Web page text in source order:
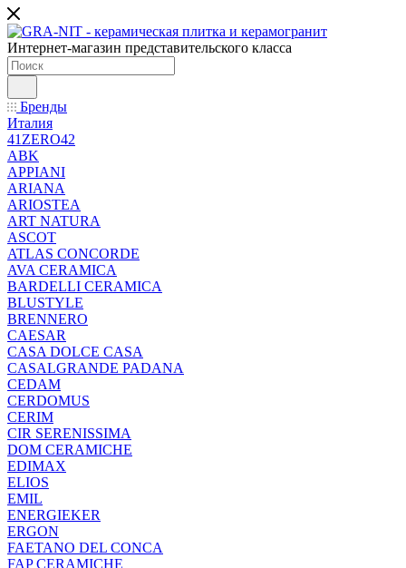
Интернет-магазин представительского класса
Бренды
Италия
41ZERO42
ABK
APPIANI
ARIANA
ARIOSTEA
ART NATURA
ASCOT
ATLAS CONCORDE
AVA CERAMICA
BARDELLI CERAMICA
BLUSTYLE
BRENNERO
CAESAR
CASA DOLCE CASA
CASALGRANDE PADANA
CEDAM
CERDOMUS
CERIM
CIR SERENISSIMA
DOM CERAMICHE
EDIMAX
ELIOS
EMIL
ENERGIEKER
ERGON
FAETANO DEL CONCA
FAP CERAMICHE